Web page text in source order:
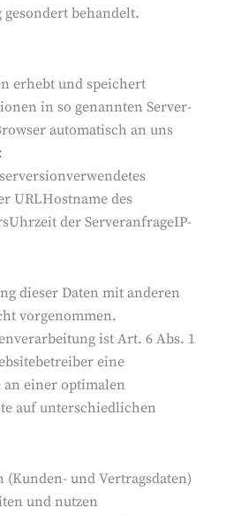
behandelt.
erhebt und speichert
in so genannten Server-
automatisch an uns
URLHostname des
der ServeranfrageIP-
dieser Daten mit anderen
vorgenommen.
ist Art. 6 Abs. 1
eine
an einer optimalen
auf unterschiedlichen
(Kunden- und Vertragsdaten)
und nutzen